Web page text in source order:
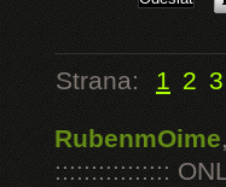
Strana: 1 2 3
RubenmOime,
::::::::::::::::